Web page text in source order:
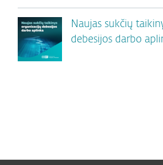
Naujas sukčių
debesijos darbo